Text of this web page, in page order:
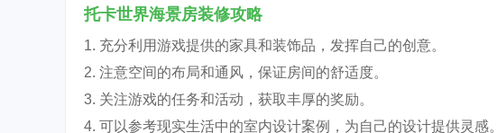
托卡世界海景房装修攻略
1. 充分利用游戏提供的家具和装饰品，发挥自己的创意。
2. 注意空间的布局和通风，保证房间的舒适度。
3. 关注游戏的任务和活动，获取丰厚的奖励。
4. 可以参考现实生活中的室内设计案例，为自己的设计提供灵感。